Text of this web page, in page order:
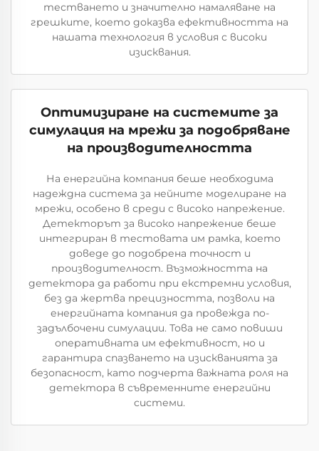
тестването и значително намаляване на
грешките, което доказва ефективността на
нашата технология в условия с високи
изисквания.
Оптимизиране на системите за
симулация на мрежи за подобряване
на производителността
На енергийна компания беше необходима
надеждна система за нейните моделиране на
мрежи, особено в среди с високо напрежение.
Детекторът за високо напрежение беше
интегриран в тестовата им рамка, което
доведе до подобрена точност и
производителност. Възможността на
детектора да работи при екстремни условия,
без да жертва прецизността, позволи на
енергийната компания да провежда по-
задълбочени симулации. Това не само повиши
оперативната им ефективност, но и
гарантира спазването на изискванията за
безопасност, като подчерта важната роля на
детектора в съвременните енергийни
системи.